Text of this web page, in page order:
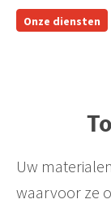
Onze diensten
Uw
waarvoor ze